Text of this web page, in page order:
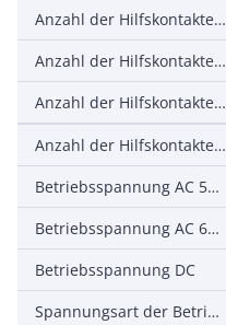
Anzahl der Hilfskontakte als Schließer
Anzahl der Hilfskontakte als Öffner, verzögert schaltend
Anzahl der Hilfskontakte als Schließer, voreilend
Anzahl der Hilfskontakte als Wechsler
Betriebsspannung AC 50 Hz
Betriebsspannung AC 60 Hz
Betriebsspannung DC
Spannungsart der Betriebsspannung